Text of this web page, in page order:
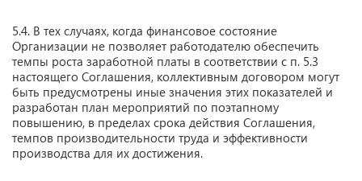
5.4. В тех случаях, когда финансовое состояние
Организации не позволяет работодателю обеспечить
темпы роста заработной платы в соответствии с п. 5.3
настоящего Соглашения, коллективным договором могут
быть предусмотрены иные значения этих показателей и
разработан план мероприятий по поэтапному
повышению, в пределах срока действия Соглашения,
темпов производительности труда и эффективности
производства для их достижения.